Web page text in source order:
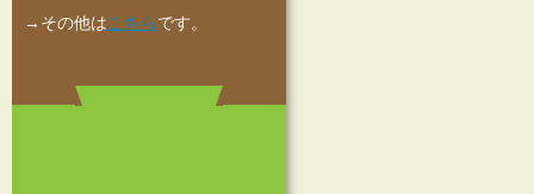
→その他はこちらです。